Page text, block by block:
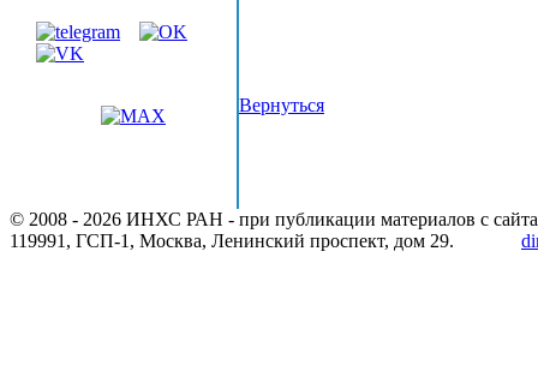
Вернуться
© 2008 - 2026 ИНХС РАН - при публикации материалов с сайта
119991, ГСП-1, Москва, Ленинский проспект, дом 29.